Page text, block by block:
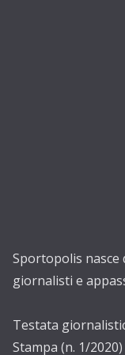
Sportopolis nasce
giornalisti e
Testata
Stampa (n. 1/